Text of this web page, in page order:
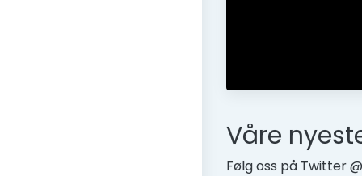
Våre
Følg oss på Twitter @